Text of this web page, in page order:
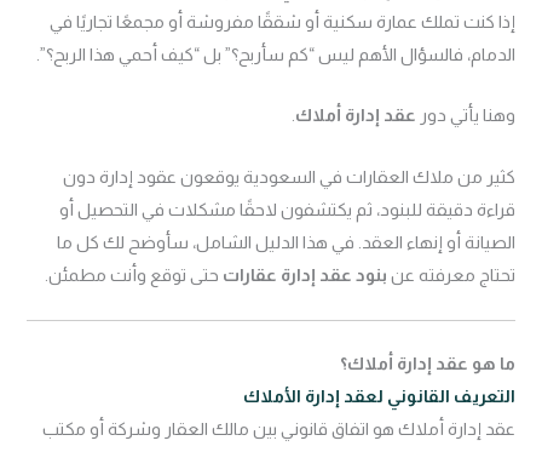
إذا كنت تملك عمارة سكنية أو شققًا مفروشة أو مجمعًا تجاريًا في
الدمام، فالسؤال الأهم ليس “كم سأربح؟” بل “كيف أحمي هذا الربح؟”.
وهنا يأتي دور عقد إدارة أملاك
كثير من ملاك العقارات في السعودية يوقعون عقود إدارة دون
قراءة دقيقة للبنود، ثم يكتشفون لاحقًا مشكلات في التحصيل أو
الصيانة أو إنهاء العقد. في هذا الدليل الشامل، سأوضح لك كل ما
تحتاج معرفته عن بنود عقد إدارة عقارات حتى توقع وأنت مطمئن.
ما هو عقد إدارة أملاك؟
التعريف القانوني لعقد إدارة الأملاك
عقد إدارة أملاك هو اتفاق قانوني بين مالك العقار وشركة أو مكتب